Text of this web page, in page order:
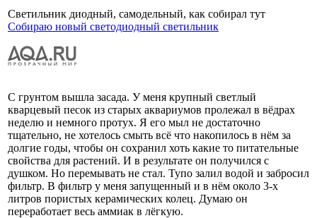
Светильник диодный, самодельный, как собирал тут
Собираю новый светодиодный светильник
С грунтом вышла засада. У меня крупный светлый
кварцевый песок из старых аквариумов пролежал в вёдрах
неделю и немного протух. Я его мыл не достаточно
тщательно, не хотелось смыть всё что накопилось в нём за
долгие годы, чтобы он сохранил хоть какие то питательные
свойства для растений. И в результате он получился с
душком. Но перемывать не стал. Тупо залил водой и забросил
фильтр. В фильтр у меня запущенный и в нём около 3-х
литров пористых керамических колец. Думаю он
переработает весь аммиак в лёгкую.